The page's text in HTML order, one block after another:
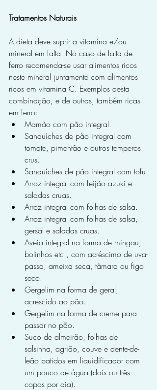
Tratamentos Naturais
A dieta deve suprir a vitamina e/ou
mineral em falta. No caso de falta de
ferro recomenda-se usar alimentos ricos
neste mineral juntamente com alimentos
ricos em vitamina C. Exemplos desta
combinação, e de outras, também ricas
em ferro:
Mamão com pão integral.
Sanduíches de pão integral com
tomate, pimentão e outros temperos
crus.
Sanduíches de pão integral com tofu.
Arroz integral com feijão azuki e
saladas cruas.
Arroz integral com folhas de salsa.
Arroz integral com folhas de salsa,
gersal e saladas cruas.
Aveia integral na forma de mingau,
bolinhos etc., com acréscimo de uva-
passa, ameixa seca, tâmara ou figo
seco.
Gergelim na forma de geral,
acrescido ao pão.
Gergelim na forma de creme para
passar no pão.
Suco de almeirão, folhas de
salsinha, agrião, couve e dente-de-
leão batidos em liquidificador com
um pouco de água (dois ou três
copos por dia).